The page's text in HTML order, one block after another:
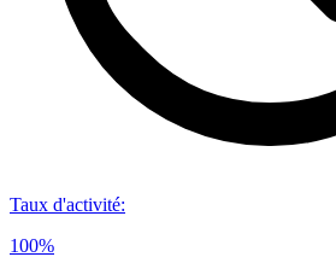
Taux d'activité:
100%